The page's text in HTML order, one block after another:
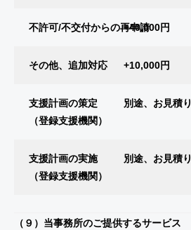
不許可/不交付からの再申請
+40,000円
その他、追加対応 +10,000円
支援計画の策定
（登録支援機関）
別途、お見積り
支援計画の実施
（登録支援機関）
別途、お見積り
（９）当事務所のご提供するサービス